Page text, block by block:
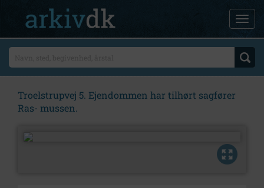
Troelstrupvej 5. Ejendommen har tilhørt sagfører
Ras- mussen.